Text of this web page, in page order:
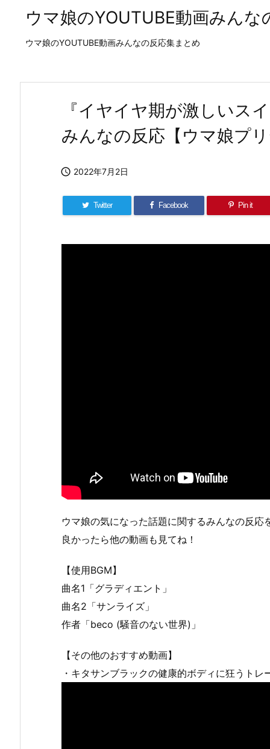
ウマ娘のYOUTUBE動画みんな
ウマ娘のYOUTUBE動画みんなの反応集まとめ
『イヤイヤ期が激しいス
みんなの反応【ウマ娘プリ
 2022年7月2日
Twitter Facebook Pin it
ウマ娘の気になった話題に関するみんなの反応
良かったら他の動画も見てね！
【使用BGM】
曲名1「グラディエント」
曲名2「サンライズ」
作者「beco (騒音のない世界)」
【その他のおすすめ動画】
・キタサンブラックの健康的ボディに狂うトレ